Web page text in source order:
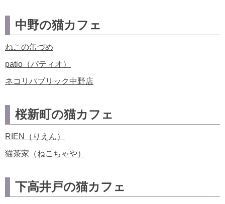
中野の猫カフェ
ねこの缶づめ
patio（パティオ）
ネコリパブリック中野店
桜新町の猫カフェ
RIEN（りえん）
猫茶家（ねこちゃや）
下高井戸の猫カフェ